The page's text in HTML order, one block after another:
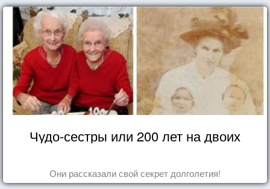
Чудо-сестры или 200 лет на двоих
Они рассказали свой секрет долголетия!